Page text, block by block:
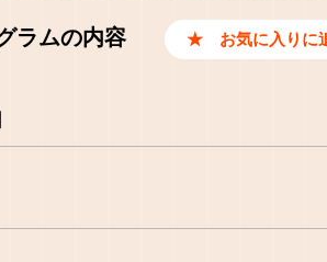
ラムの内容